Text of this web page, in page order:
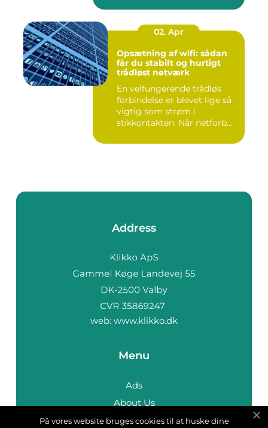
02. Apr
Opsætning af wifi: sådan
får du stabilt og hurtigt
trådløst netværk
En velfungerende trådløs
forbindelse er blevet lige så
vigtig som strøm i
stikkontakten. Når netforb...
Address
web: www.klikko.dk
Menu
Ads
About Us
Cookies
På vores website bruges cookies til at huske dine